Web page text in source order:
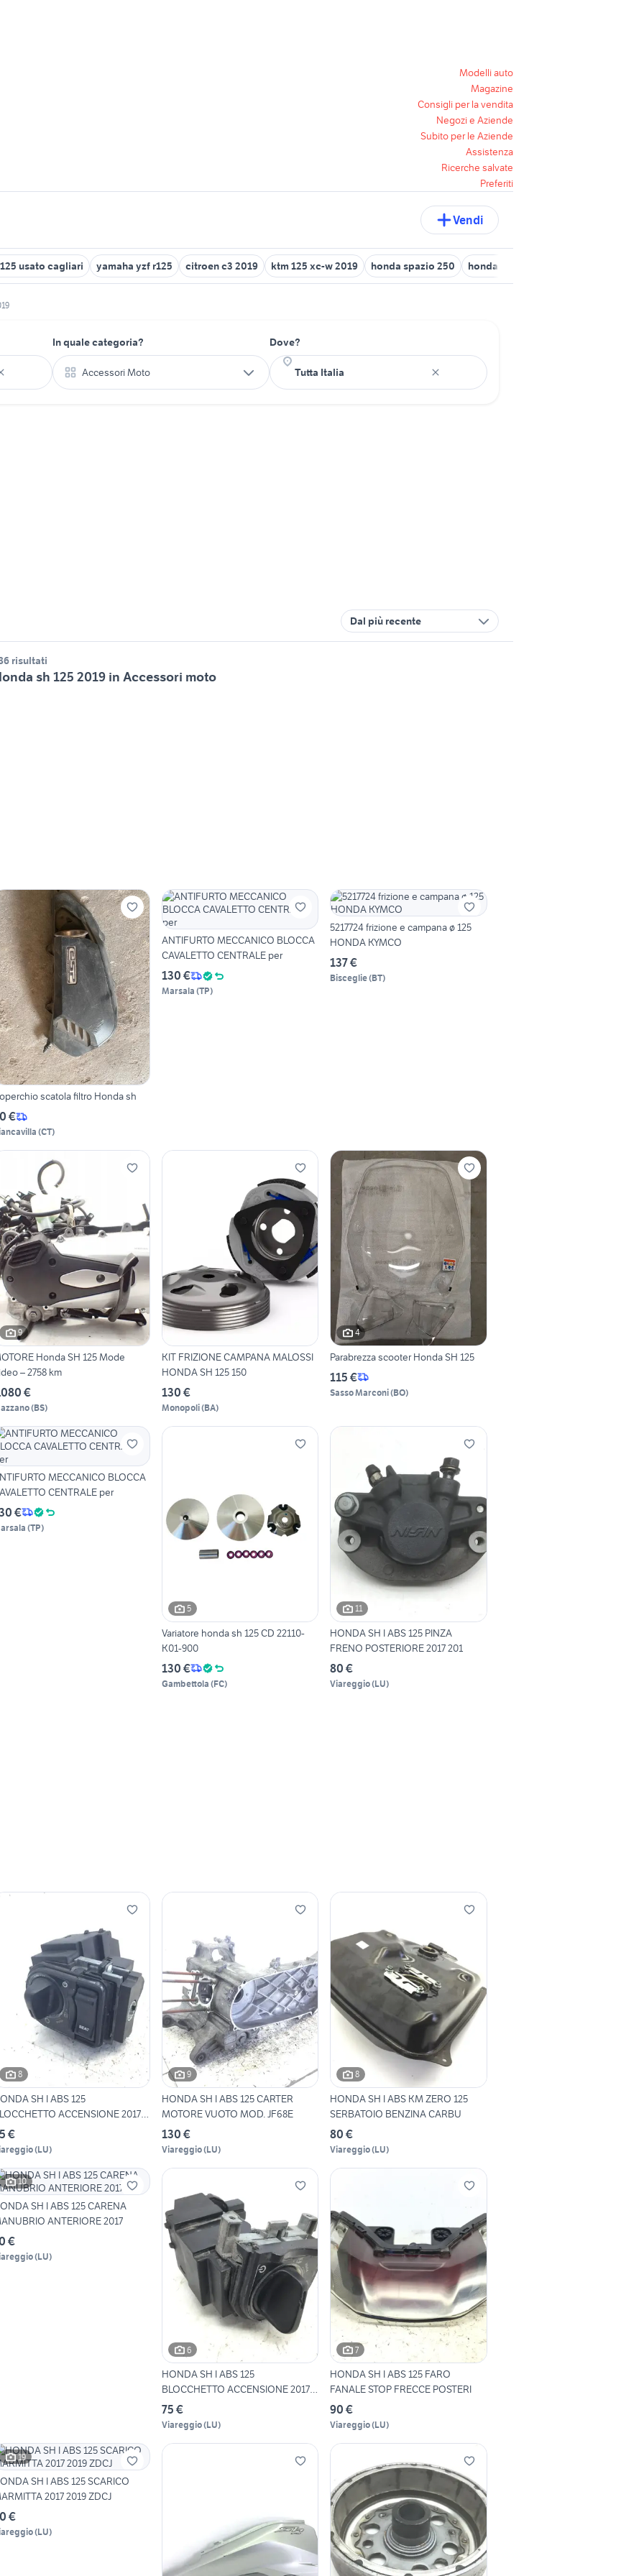
Modelli auto
Magazine
Consigli per la vendita
Negozi e Aziende
Subito per le Aziende
Assistenza
Ricerche salvate
Preferiti
Vendi
usato cagliari yamaha yzf r125 citroen c3 2019 ktm 125 xc-w 2019 honda spazio 250 honda rebel usata
In quale categoria?
Accessori Moto
Dove?
Dal più recente
risultati
sh 125 2019 in Accessori moto
scatola filtro Honda sh
€
(CT)
ANTIFURTO MECCANICO BLOCCA
CAVALETTO CENTRALE per
130 €
Marsala (TP)
5217724 frizione e campana ø 125
HONDA KYMCO
137 €
Bisceglie(BT)
9
Honda SH 125 Mode
– 2758 km
€
(BS)
KIT FRIZIONE CAMPANA MALOSSI
HONDA SH 125 150
130 €
Monopoli(BA)
4
Parabrezza scooter Honda SH 125
115 €
Sasso Marconi(BO)
MECCANICO BLOCCA
CENTRALE per
€
(TP)
5
Variatore honda sh 125 CD 22110-
K01-900
130 €
Gambettola (FC)
11
HONDA SH I ABS 125 PINZA
FRENO POSTERIORE 2017 201
80 €
Viareggio(LU)
8
SH I ABS 125
ACCENSIONE 2017
€
(LU)
9
HONDA SH I ABS 125 CARTER
MOTORE VUOTO MOD. JF68E
130 €
Viareggio(LU)
8
HONDA SH I ABS KM ZERO 125
SERBATOIO BENZINA CARBU
80 €
Viareggio(LU)
10
SH I ABS 125 CARENA
ANTERIORE 2017
€
(LU)
6
HONDA SH I ABS 125
BLOCCHETTO ACCENSIONE 2017
2019
75 €
Viareggio(LU)
7
HONDA SH I ABS 125 FARO
FANALE STOP FRECCE POSTERI
90 €
Viareggio(LU)
19
SH I ABS 125 SCARICO
2017 2019 ZDCJ
€
(LU)